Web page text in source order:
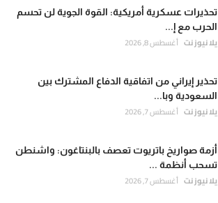
تحذيرات عسكرية أمريكية: القوة الجوية لن تحسم
الحرب مع إ...
يلا نيوز نت أغسطس 8, 2026
تحذير إيراني من اتفاقية الدفاع المشترك بين
السعودية وبا...
يلا نيوز نت أغسطس 7, 2026
أزمة صواريخ باتريوت تعصف بالبنتاغون: واشنطن
تسحب أنظمة ...
يلا نيوز نت أغسطس 7, 2026